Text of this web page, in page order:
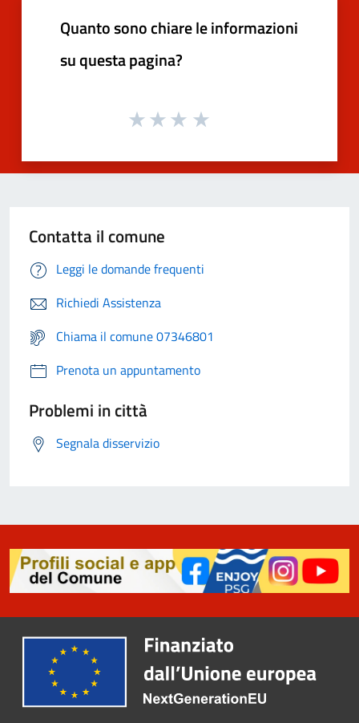
Quanto sono chiare le informazioni
su questa pagina?
Contatta il comune
Leggi le domande frequenti
Richiedi Assistenza
Chiama il comune 07346801
Prenota un appuntamento
Problemi in città
Segnala disservizio